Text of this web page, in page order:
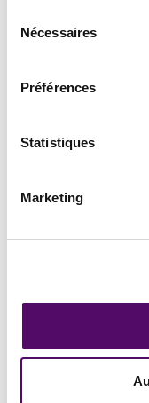
Nécessaires
Préférences
Statistiques
Marketing
DROIT
Letraitement de
de la CNIL.
sécurisons